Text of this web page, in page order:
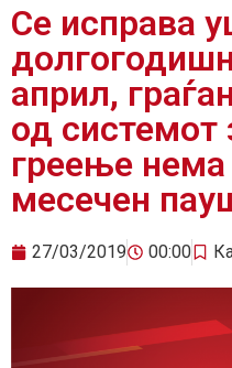
Се исправа
април,
од системот
греење
месечен
27/03/2019 00:00